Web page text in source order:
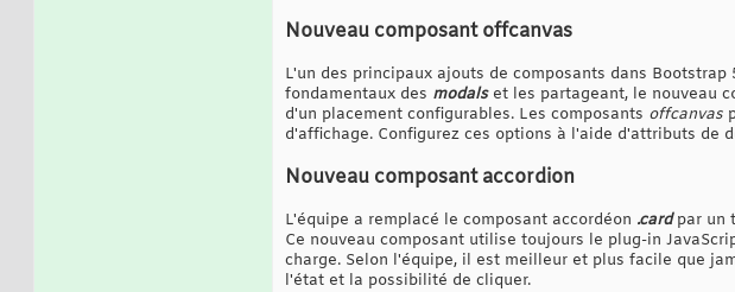
Nouveau composant offcanvas
L'un des principaux ajouts de composants dans
fondamentaux des modalset les partageant, le nouveau
d'un placement configurables. Les composants offcanvas
d'affichage. Configurez ces options à l'aide d'attributs de
Nouveau composant accordion
L'équipe a remplacé le composant accordéon .cardpar un
Ce nouveau composant utilise toujours le plug-in
charge. Selon l'équipe, il est meilleur et plus facile que
l'état et la possibilité de cliquer.